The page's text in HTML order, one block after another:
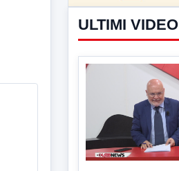
ULTIMI VIDEO